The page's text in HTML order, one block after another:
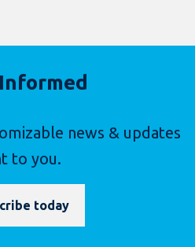
news & updates
to you.
today